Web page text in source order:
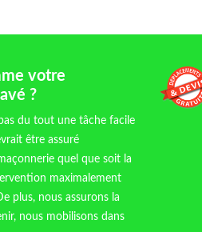
votre
?
du tout une tâche facile
être assuré
quel que soit la
maximalement
plus, nous assurons la
nous mobilisons dans